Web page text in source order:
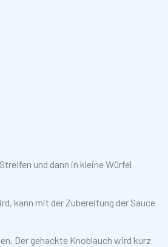
und dann in kleine Würfel
kann mit der Zubereitung der Sauce
Der gehackte Knoblauch wird kurz